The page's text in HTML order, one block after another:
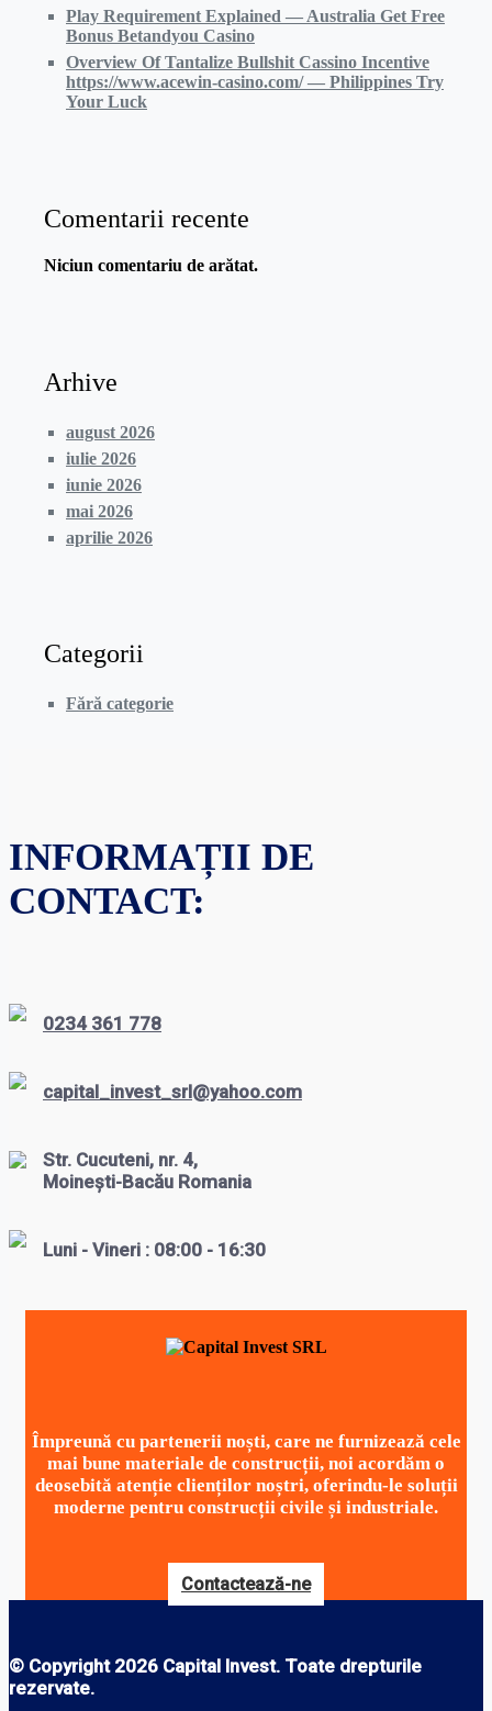
Play Requirement Explained — Australia Get Free
Bonus Betandyou Casino
Overview Of Tantalize Bullshit Cassino Incentive
https://www.acewin-casino.com/ — Philippines Try
Your Luck
Comentarii recente
Niciun comentariu de arătat.
Arhive
august 2026
iulie 2026
iunie 2026
mai 2026
aprilie 2026
Categorii
Fără categorie
INFORMAȚII DE
CONTACT:
0234 361 778
capital_invest_srl@yahoo.com
Str. Cucuteni, nr. 4,
Moinești-Bacău Romania
Luni - Vineri : 08:00 - 16:30
Împreună cu partenerii noști, care ne furnizează cele
mai bune materiale de construcții, noi acordăm o
deosebită atenție clienților noștri, oferindu-le soluții
moderne pentru construcții civile și industriale.
Contactează-ne
© Copyright 2026 Capital Invest. Toate drepturile
rezervate.